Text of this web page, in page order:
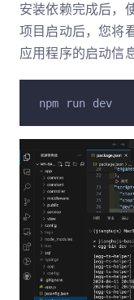
安装依赖完成后，
项目启动后，您将
应用程序的启动信息
npm run dev